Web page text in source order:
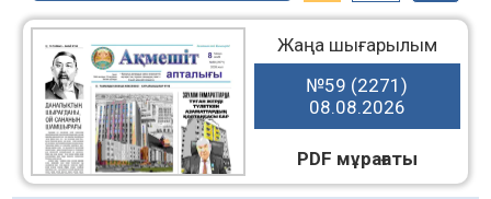
Жаңа шығарылым
№59 (2271)
08.08.2026
PDF мұрағаты